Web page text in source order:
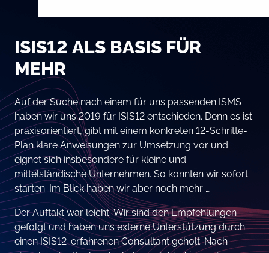
ISIS12 ALS BASIS FÜR
MEHR
Auf der Suche nach einem für uns passenden ISMS
haben wir uns 2019 für ISIS12 entschieden. Denn es ist
praxisorientiert, gibt mit einem konkreten 12-Schritte-
Plan klare Anweisungen zur Umsetzung vor und
eignet sich insbesondere für kleine und
mittelständische Unternehmen. So konnten wir sofort
starten. Im Blick haben wir aber noch mehr …
Der Auftakt war leicht: Wir sind den Empfehlungen
gefolgt und haben uns externe Unterstützung durch
einen ISIS12-erfahrenen Consultant geholt. Nach